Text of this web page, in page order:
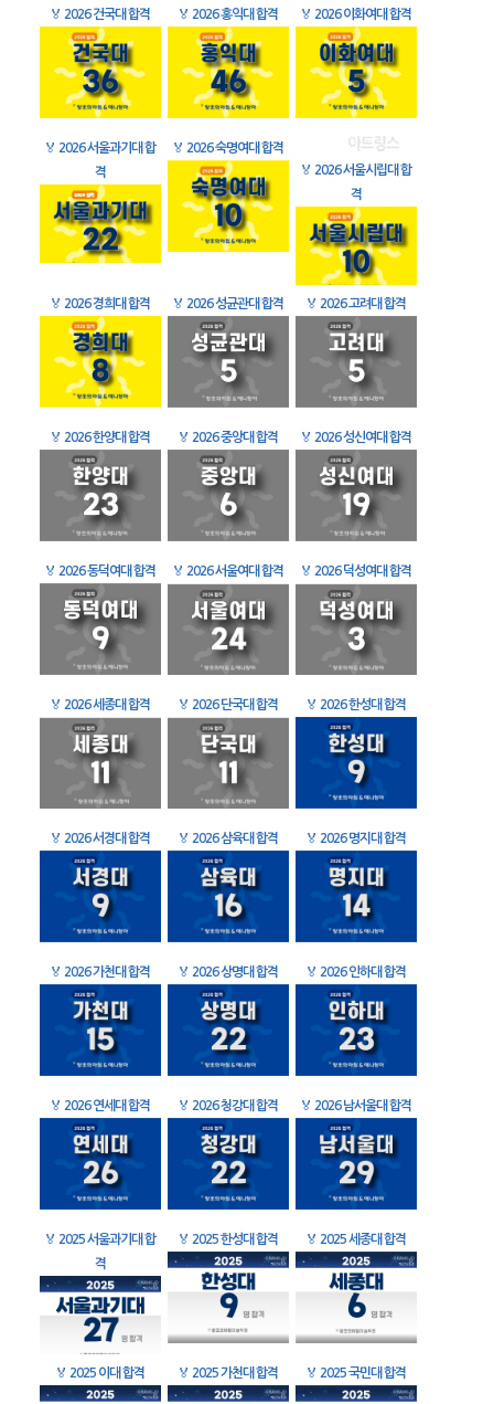
🏅 2026 건국대 합격 🏅 2026 홍익대 합격 🏅 2026 이화여대 합격
🏅 2026 서울과기대 합
격
🏅 2026 숙명여대 합격
🏅 2026 서울시립대 합
격
🏅 2026 경희대 합격 🏅 2026 성균관대 합격 🏅 2026 고려대 합격
🏅 2026 한양대 합격 🏅 2026 중앙대 합격 🏅 2026 성신여대 합격
🏅 2026 동덕여대 합격 🏅 2026 서울여대 합격 🏅 2026 덕성여대 합격
🏅 2026 세종대 합격 🏅 2026 단국대 합격 🏅 2026 한성대 합격
🏅 2026 서경대 합격 🏅 2026 삼육대 합격 🏅 2026 명지대 합격
🏅 2026 가천대 합격 🏅 2026 상명대 합격 🏅 2026 인하대 합격
🏅 2026 연세대 합격 🏅 2026 청강대 합격 🏅 2026 남서울대 합격
🏅 2025 서울과기대 합
격
🏅 2025 한성대 합격 🏅 2025 세종대 합격
🏅 2025 이대 합격 🏅 2025 가천대 합격 🏅 2025 국민대 합격